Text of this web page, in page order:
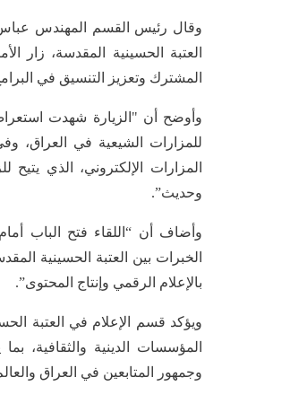
وقال رئيس القسم المهندس عباس
العتبة الحسينية المقدسة، زار
المشترك وتعزيز التنسيق في
وأوضح أن "الزيارة شهدت
المزارات الإلكتروني، الذي
وحديث”.
وأضاف أن “اللقاء فتح الباب
الخبرات بين العتبة الحسينية
بالإعلام الرقمي وإنتاج المحتوى”.
ويؤكد قسم الإعلام في العتبة
المؤسسات الدينية والثقافية،
وجمهور المتابعين في العراق